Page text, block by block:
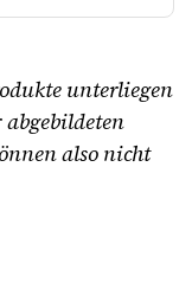
unterliegen
also nicht